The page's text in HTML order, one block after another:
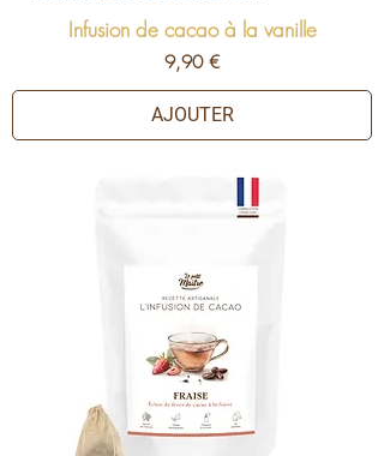
Infusion de cacao à la vanille
Prix
9,90 €
AJOUTER